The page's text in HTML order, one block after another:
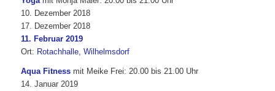
10. Dezember 2018
17. Dezember 2018
11. Februar 2019
Ort: Rotachhalle, Wilhelmsdorf
Aqua Fitnessmit Meike Frei: 20.00 bis 21.00 Uhr
14. Januar 2019